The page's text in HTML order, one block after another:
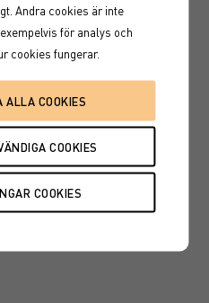
Andra cookies är inte
för analys och
cookies fungerar.